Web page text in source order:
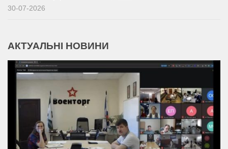
30-07-2026
АКТУАЛЬНІ НОВИНИ